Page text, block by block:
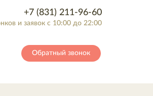
+7 (831) 211-96-60
и заявок с 10:00 до 22:00
Обратный звонок